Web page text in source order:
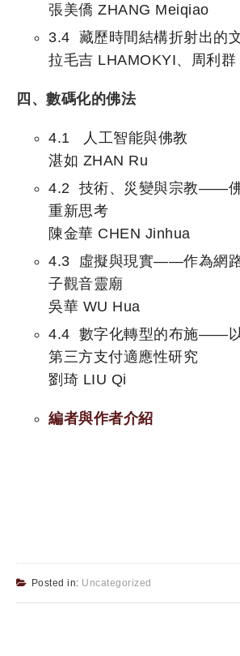
張美僑 ZHANG Meiqiao
3.4 藏歷時間結構折射出的
拉毛吉 LHAMOKYI、周利
四、數碼化的佛法
4.1 人工智能與佛教
湛如 ZHAN Ru
4.2 技術、災變與宗教——
重新思考
陳金華 CHEN Jinhua
4.3 虛擬與現實——作為網
子觀音靈廟
吳華 WU Hua
4.4 數字化轉型的布施——
第三方支付適應性研究
劉琦 LIU Qi
編者與作者介紹
Posted in: Uncategorized